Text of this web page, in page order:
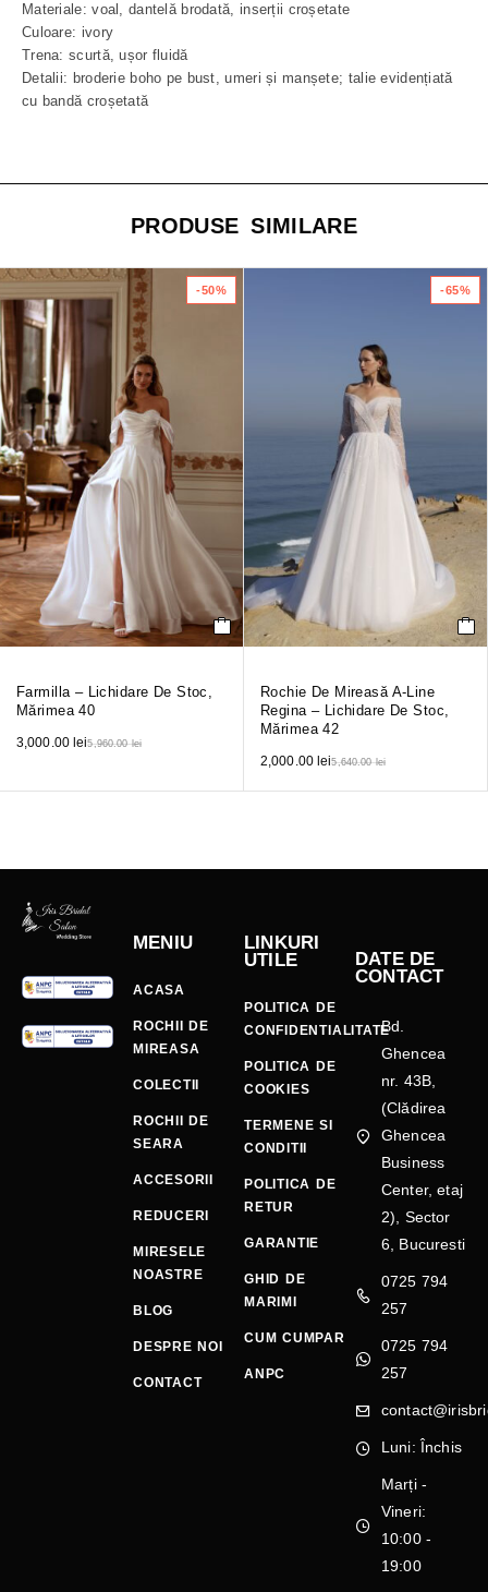
Materiale: voal, dantelă brodată, inserții croșetate
Culoare: ivory
Trena: scurtă, ușor fluidă
Detalii: broderie boho pe bust, umeri și manșete; talie evidențiată
cu bandă croșetată
PRODUSE SIMILARE
-50%
Farmilla – Lichidare De Stoc,
Mărimea 40
5,960.00lei
3,000.00 lei
-65%
Rochie De Mireasă A-Line
Regina – Lichidare De Stoc,
Mărimea 42
5,640.00lei
2,000.00 lei
MENIU
ACASA
ROCHII DE
MIREASA
COLECTII
ROCHII DE
SEARA
ACCESORII
REDUCERI
MIRESELE
NOASTRE
BLOG
DESPRE NOI
CONTACT
LINKURI
UTILE
POLITICA DE
CONFIDENTIALITATE
POLITICA DE
COOKIES
TERMENE SI
CONDITII
POLITICA DE
RETUR
GARANTIE
GHID DE
MARIMI
CUM CUMPAR
ANPC
DATE DE
CONTACT
Bd.
Ghencea
nr. 43B,
(Clădirea
Ghencea
Business
Center, etaj
2), Sector
6, Bucuresti
0725 794
257
0725 794
257
Luni: Închis
Marți -
Vineri:
10:00 -
19:00